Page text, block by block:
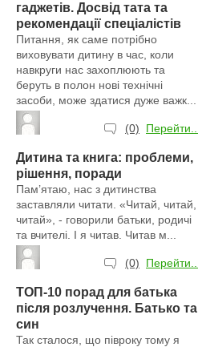
гаджетів. Досвід тата та
рекомендації спеціалістів
Питання, як саме потрібно
виховувати дитину в час, коли
навкруги нас захоплюють та
беруть в полон нові технічні
засоби, може здатися дуже важк...
(0) Перейти...
Дитина та книга: проблеми,
рішення, поради
Пам’ятаю, нас з дитинства
заставляли читати. «Читай, читай,
читай», - говорили батьки, родичі
та вчителі. І я читав. Читав м...
(0) Перейти...
ТОП-10 порад для батька
після розлучення. Батько та
син
Так сталося, що півроку тому я